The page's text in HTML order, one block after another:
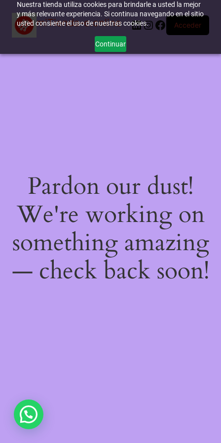
Nuestra tienda utiliza cookies para brindarle a usted la mejor
y más relevante experiencia. Si continua navegando en el sitio
usted consiente el uso de nuestras cookies.
Continuar
miTienda-e.online LinkedIn
Instagram
Facebook
Acceder
Pardon our dust!
We're working on
something amazing
— check back soon!